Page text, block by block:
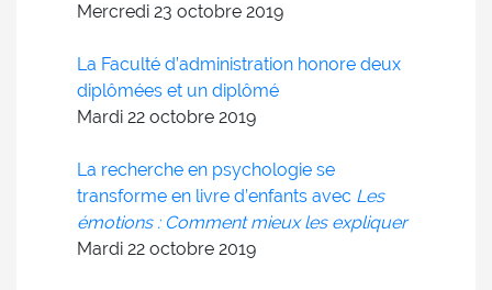
Mercredi 23 octobre 2019
La Faculté d’administration honore deux
diplômées et un diplômé
Mardi 22 octobre 2019
La recherche en psychologie se
transforme en livre d’enfants avec Les
émotions : Comment mieux les expliquer
Mardi 22 octobre 2019